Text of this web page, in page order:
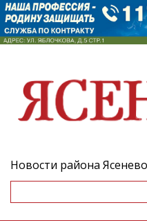
Новости района Ясенево